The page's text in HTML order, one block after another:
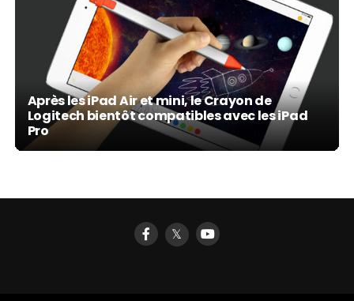
Après les iPad Air et mini, le Crayon de
Logitech bientôt compatibles avec les iPad
Pro
𝕏